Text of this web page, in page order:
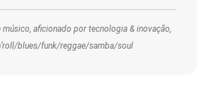
músico, aficionado por tecnologia & inovação,
blues/funk/reggae/samba/soul